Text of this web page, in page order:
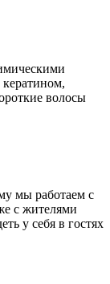
волосы
мы работаем с
с жителями
у себя в гостях